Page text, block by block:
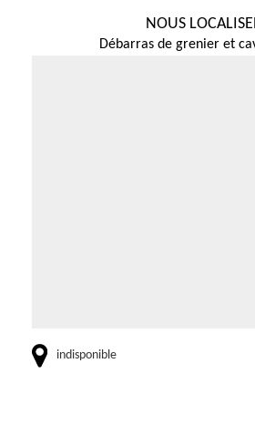
NOUS
Débarras de grenier et
indisponible